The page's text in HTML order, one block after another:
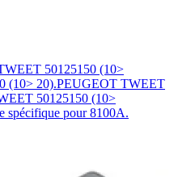
50125150 (10>
(10> 20).PEUGEOT TWEET
50125150 (10>
spécifique pour 8100A.